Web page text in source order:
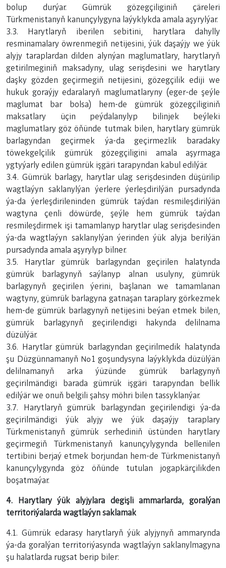
bolup durýar. Gümrük gözegçiliginiň çäreleri
Türkmenistanyň kanunçylygyna laýyklykda amala aşyrylýar.
3.3. Harytlaryň iberilen sebitini, harytlara dahylly
resminamalary öwrenmegiň netijesini, ýük daşaýjy we ýük
alyjy taraplardan dilden alynýan maglumatlary, harytlaryň
getirilmeginiň maksadyny, ulag serişdesini we harytlary
daşky gözden geçirmegiň netijesini, gözegçilik ediji we
hukuk goraýjy edaralaryň maglumatlaryny (eger-de şeýle
maglumat bar bolsa) hem-de gümrük gözegçiliginiň
maksatlary üçin peýdalanylyp bilinjek beýleki
maglumatlary göz öňünde tutmak bilen, harytlary gümrük
barlagyndan geçirmek ýa-da geçirmezlik baradaky
töwekgelçilik gümrük gözegçiligini amala aşyrmaga
ygtyýarly edilen gümrük işgäri tarapyndan kabul edilýär.
3.4. Gümrük barlagy, harytlar ulag serişdesinden düşürilip
wagtlaýyn saklanylýan ýerlere ýerleşdirilýän pursadynda
ýa-da ýerleşdirileninden gümrük taýdan resmileşdirilýän
wagtyna çenli döwürde, şeýle hem gümrük taýdan
resmileşdirmek işi tamamlanyp harytlar ulag serişdesinden
ýa-da wagtlaýyn saklanylýan ýerinden ýük alyja berilýän
pursadynda amala aşyrylyp bilner.
3.5. Harytlar gümrük barlagyndan geçirilen halatynda
gümrük barlagynyň saýlanyp alnan usulyny, gümrük
barlagynyň geçirilen ýerini, başlanan we tamamlanan
wagtyny, gümrük barlagyna gatnaşan taraplary görkezmek
hem-de gümrük barlagynyň netijesini beýan etmek bilen,
gümrük barlagynyň geçirilendigi hakynda delilnama
düzülýär.
3.6. Harytlar gümrük barlagyndan geçirilmedik halatynda
şu Düzgünnamanyň №1 goşundysyna laýyklykda düzülýän
delilnamanyň arka ýüzünde gümrük barlagynyň
geçirilmändigi barada gümrük işgäri tarapyndan bellik
edilýär we onuň belgili şahsy möhri bilen tassyklanýar.
3.7. Harytlaryň gümrük barlagyndan geçirilendigi ýa-da
geçirilmändigi ýük alyjy we ýük daşaýjy taraplary
Türkmenistanyň gümrük serhediniň üstünden harytlary
geçirmegiň Türkmenistanyň kanunçylygynda bellenilen
tertibini berjaý etmek borjundan hem-de Türkmenistanyň
kanunçylygynda göz öňünde tutulan jogapkärçilikden
boşatmaýar.
4. Harytlary ýük alyjylara degişli ammarlarda, goralýan
territoriýalarda wagtlaýyn saklamak
4.1. Gümrük edarasy harytlaryň ýük alyjynyň ammarynda
ýa-da goralýan territoriýasynda wagtlaýyn saklanylmagyna
şu halatlarda rugsat berip biler: